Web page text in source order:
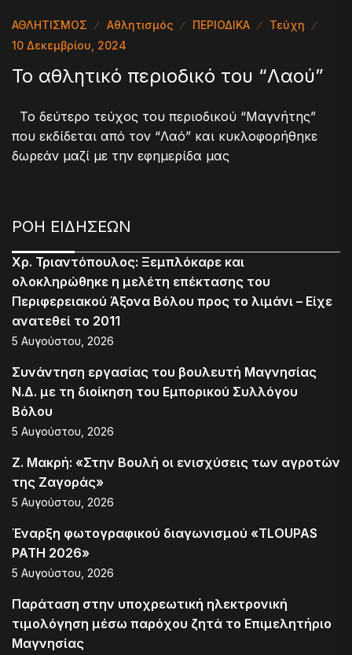
ΑΘΛΗΤΙΣΜΟΣ Αθλητισμός ΠΕΡΙΟΔΙΚΑ
Τεύχη
10 Δεκεμβρίου, 2024
To αθλητικό περιοδικό του “Λαού”
Το δεύτερο τεύχος του περιοδικού “Μαγνήτης”
που εκδίδεται από τον “Λαό” και κυκλοφορήθηκε
δωρεάν μαζί με την εφημερίδα μας
ΡΟΗ ΕΙΔΗΣΕΩΝ
Χρ. Τριαντόπουλος: Ξεμπλόκαρε και
ολοκληρώθηκε η μελέτη επέκτασης του
Περιφερειακού Άξονα Βόλου προς το λιμάνι – Είχε
ανατεθεί το 2011
5 Αυγούστου, 2026
Συνάντηση εργασίας του βουλευτή Μαγνησίας
Ν.Δ. με τη διοίκηση του Εμπορικού Συλλόγου
Βόλου
5 Αυγούστου, 2026
Ζ. Μακρή: «Στην Βουλή οι ενισχύσεις των αγροτών
της Ζαγοράς»
5 Αυγούστου, 2026
Έναρξη φωτογραφικού διαγωνισμού «TLOUPAS
PATH 2026»
5 Αυγούστου, 2026
Παράταση στην υποχρεωτική ηλεκτρονική
τιμολόγηση μέσω παρόχου ζητά το Επιμελητήριο
Μαγνησίας